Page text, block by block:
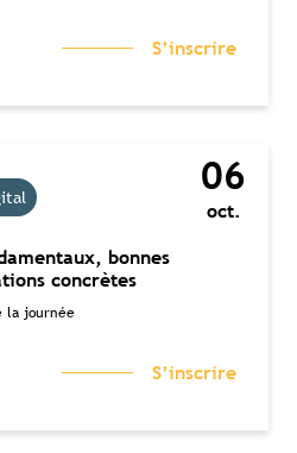
S’inscrire
06
oct.
bonnes
concrètes
la journée
S’inscrire